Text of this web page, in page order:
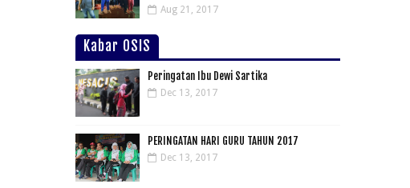
Aug 21, 2017
Kabar OSIS
Peringatan Ibu Dewi Sartika
Dec 13, 2017
PERINGATAN HARI GURU TAHUN 2017
Dec 13, 2017